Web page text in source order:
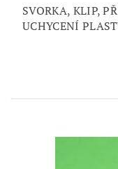
SVORKA, KLIP,
UCHYCENÍ